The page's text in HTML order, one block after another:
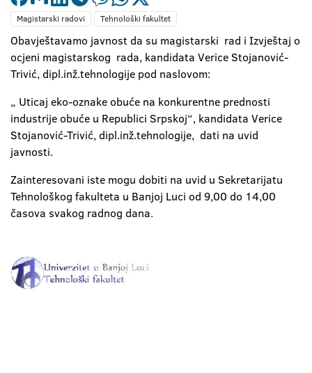
Magistarski radovi Tehnološki fakultet
Obavještavamo javnost da su magistarski rad i Izvještaj o
ocjeni magistarskog rada, kandidata Verice Stojanović-
Trivić, dipl.inž.tehnologije pod naslovom:
„ Uticaj eko-oznake obuće na konkurentne prednosti
industrije obuće u Republici Srpskoj“, kandidata Verice
Stojanović-Trivić, dipl.inž.tehnologije, dati na uvid
javnosti.
Zainteresovani iste mogu dobiti na uvid u Sekretarijatu
Tehnološkog fakulteta u Banjoj Luci od 9,00 do 14,00
časova svakog radnog dana.